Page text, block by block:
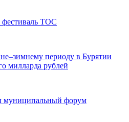
фестиваль ТОС
периоду в Бурятии
милларда рублей
муниципальный форум